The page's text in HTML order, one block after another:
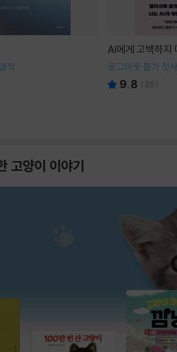
작
AI에게 고백하지
로그아웃 불가 첫
9.8 ( 35)
고양이 이야기